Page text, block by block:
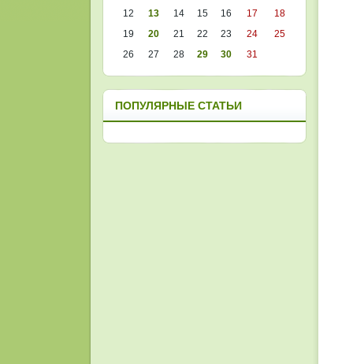
12
13 14 15 16 17
18
19
20 21 22 23 24
25
26
27 28 29 30 31
ПОПУЛЯРНЫЕ СТАТЬИ